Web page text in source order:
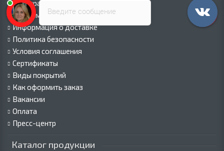
Палитра RAL
Информация о компании
Информация о доставке
Политика безопасности
Условия соглашения
Сертификаты
Виды покрытий
Как оформить заказ
Вакансии
Оплата
Пресс-центр
Каталог продукции
Введите сообщение